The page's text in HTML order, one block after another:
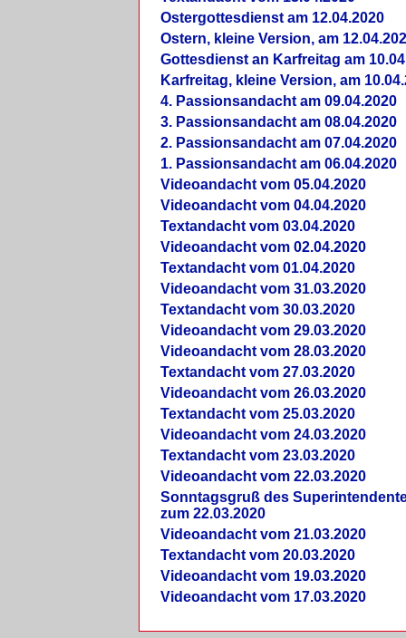
Ostergottesdienst am 12.04.2020
Ostern, kleine Version, am
Gottesdienst an Karfreitag am
Karfreitag, kleine Version, am
4. Passionsandacht am 09.04.2020
3. Passionsandacht am 08.04.2020
2. Passionsandacht am 07.04.2020
1. Passionsandacht am 06.04.2020
Videoandacht vom 05.04.2020
Videoandacht vom 04.04.2020
Textandacht vom 03.04.2020
Videoandacht vom 02.04.2020
Textandacht vom 01.04.2020
Videoandacht vom 31.03.2020
Textandacht vom 30.03.2020
Videoandacht vom 29.03.2020
Videoandacht vom 28.03.2020
Textandacht vom 27.03.2020
Videoandacht vom 26.03.2020
Textandacht vom 25.03.2020
Videoandacht vom 24.03.2020
Textandacht vom 23.03.2020
Videoandacht vom 22.03.2020
Sonntagsgruß des
zum 22.03.2020
Videoandacht vom 21.03.2020
Textandacht vom 20.03.2020
Videoandacht vom 19.03.2020
Videoandacht vom 17.03.2020